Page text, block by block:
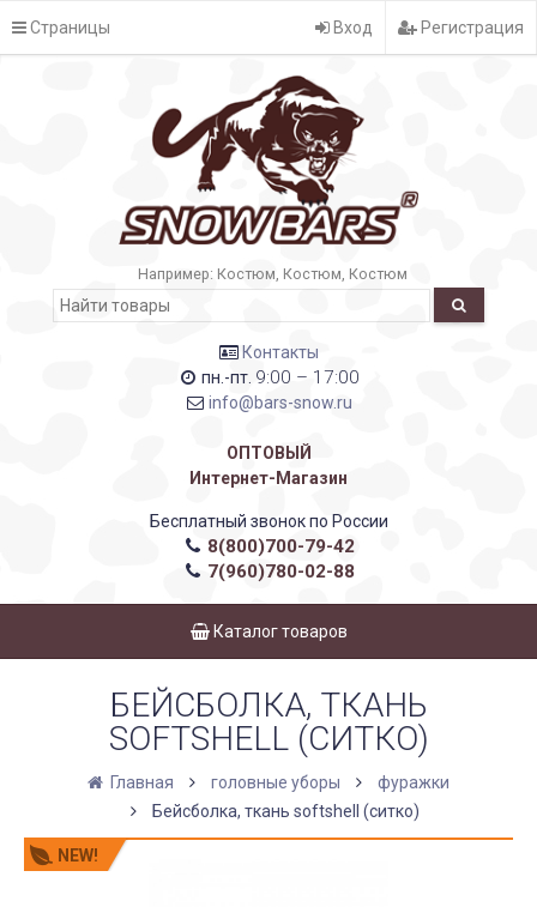
Страницы Вход Регистрация
Например: Костюм Костюм Костюм
Контакты
пн.-пт. 9:00 – 17:00
info@bars-snow.ru
ОПТОВЫЙ
Интернет-Магазин
Бесплатный звонок по России
8(800)700-79-42
7(960)780-02-88
Каталог товаров
БЕЙСБОЛКА, ТКАНЬ
SOFTSHELL (СИТКО)
Главная головные уборы
фуражки
Бейсболка, ткань softshell (ситко)
NEW!